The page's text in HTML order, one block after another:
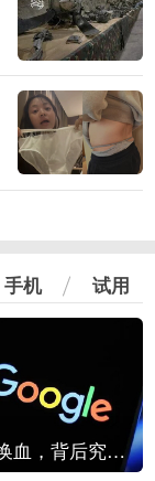
手机 试用
谷歌AI大换血，背后究竟发生了什么？